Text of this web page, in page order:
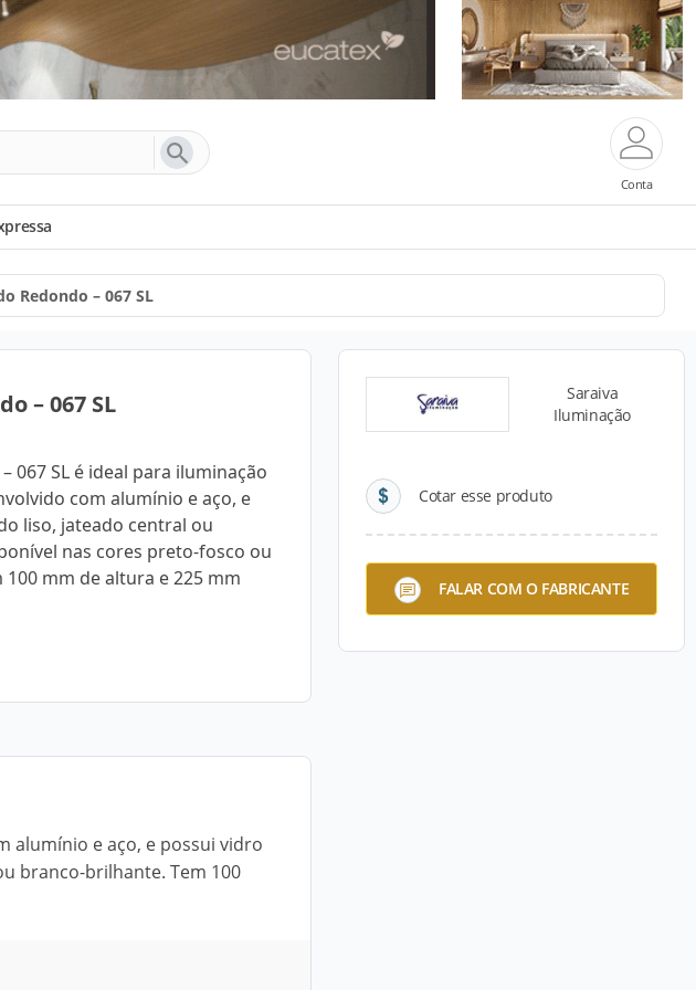
Conta
Redondo – 067 SL
– 067 SL
067 SL é ideal para iluminação
com alumínio e aço, e
liso, jateado central ou
nas cores preto-fosco ou
mm de altura e 225 mm
Saraiva
Iluminação
Cotar esse produto
FALAR COM O FABRICANTE
alumínio e aço, e possui vidro
branco-brilhante. Tem 100